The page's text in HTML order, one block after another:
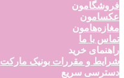
فروشگامون
عکسامون
مغازه‌هامون
تماس با ما
راهنمای خرید
شرایط و مقررات بونیک مارکت
دسترسی سریع